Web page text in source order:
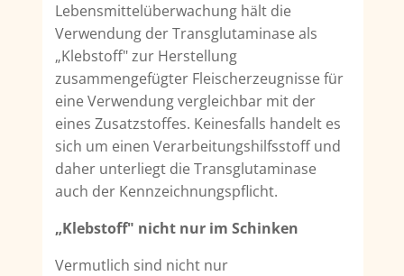
Lebensmittelüberwachung hält die
Verwendung der Transglutaminase als
„Klebstoff" zur Herstellung
zusammengefügter Fleischerzeugnisse für
eine Verwendung vergleichbar mit der
eines Zusatzstoffes. Keinesfalls handelt es
sich um einen Verarbeitungshilfsstoff und
daher unterliegt die Transglutaminase
auch der Kennzeichnungspflicht.
„Klebstoff" nicht nur im Schinken
Vermutlich sind nicht nur